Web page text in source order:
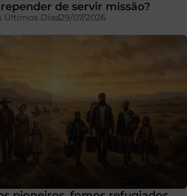
de servir missão?
Últimos Dias29/07/2026